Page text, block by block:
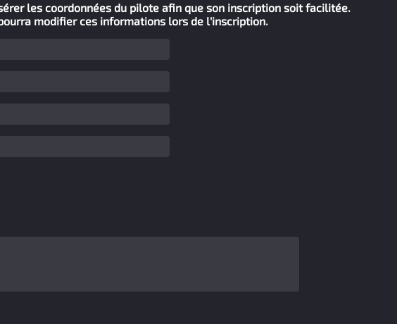
les coordonnées du pilote afin que son inscription soit facilitée.
modifier ces informations lors de l'inscription.